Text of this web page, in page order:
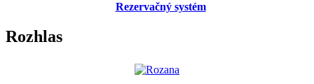
Rezervačný systém
Rozhlas